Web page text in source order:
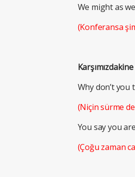
We might as
(Konferansa
Why don’t you
(Niçin sürme
You say you
(Çoğu zaman